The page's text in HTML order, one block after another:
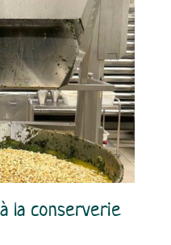
la conserverie